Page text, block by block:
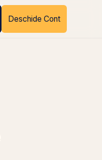
Deschide Cont